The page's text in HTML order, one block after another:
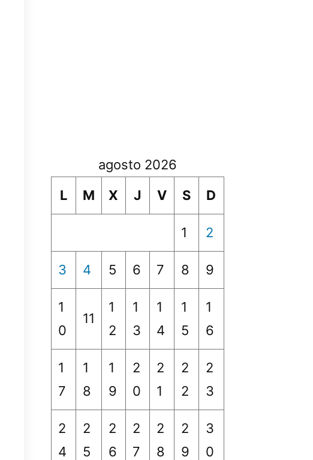
agosto 2026
L
M X J V S D
1 2
3 4 5 6 7 8 9
1
0
11
1
2
1
3
1
4
1
5
1
6
1
7
1
8
1
9
2
0
2
1
2
2
2
3
2
4
2
5
2
6
2
7
2
8
2
9
3
0